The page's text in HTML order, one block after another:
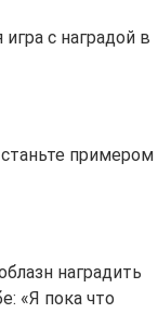
с наградой в
примером
наградить
«Я пока что